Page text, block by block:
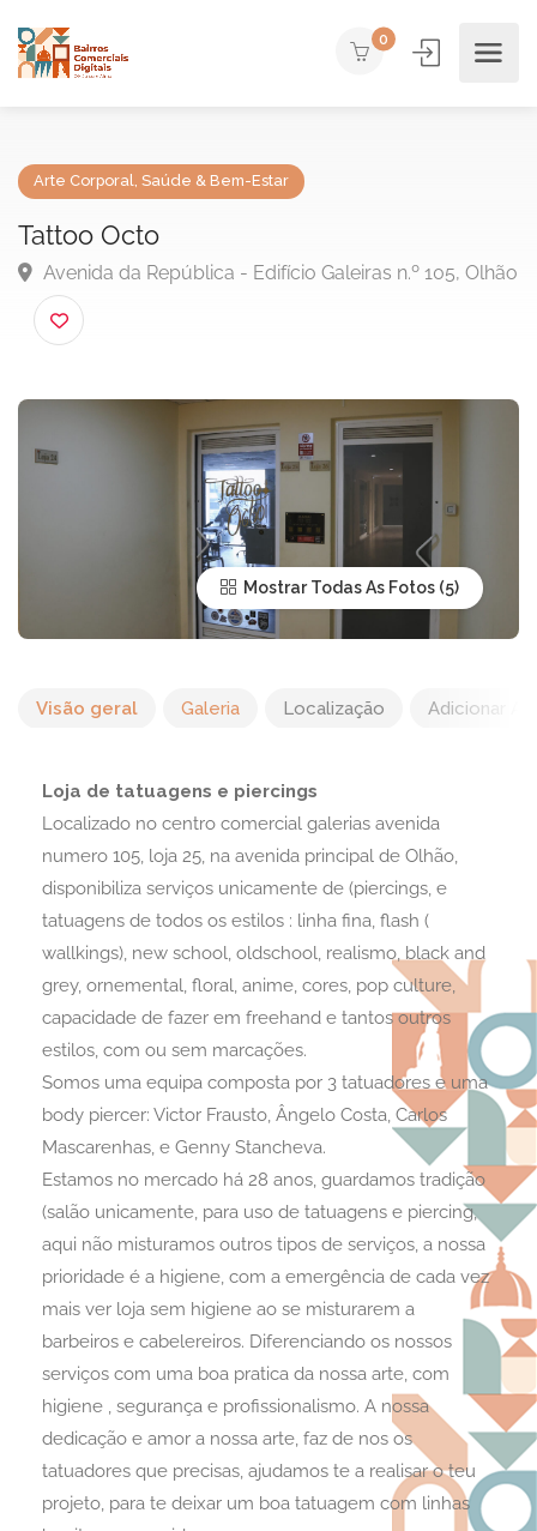
0
Arte Corporal,Saúde & Bem-Estar
Tattoo Octo
Avenida da República - Edifício Galeiras n.º 105,
Mostrar Todas As Fotos
Visão geral Galeria Localização Adicionar
Loja de tatuagens e piercings
Localizado no centro comercial galerias avenida
numero 105, loja 25, na avenida principal de Olhão,
disponibiliza serviços unicamente de (piercings, e
tatuagens de todos os estilos : linha fina, flash (
wallkings), new school, oldschool, realismo, black and
grey, ornemental, floral, anime, cores, pop culture,
capacidade de fazer em freehand e tantos outros
estilos, com ou sem marcações.
Somos uma equipa composta por 3 tatuadores e uma
body piercer: Victor Frausto, Ângelo Costa, Carlos
Mascarenhas, e Genny Stancheva.
Estamos no mercado há 28 anos, guardamos tradição
(salão unicamente, para uso de tatuagens e piercing,
aqui não misturamos outros tipos de serviços, a nossa
prioridade é a higiene, com a emergência de cada vez
mais ver loja sem higiene ao se misturarem a
barbeiros e cabelereiros. Diferenciando os nossos
serviços com uma boa pratica da nossa arte, com
higiene , segurança e profissionalismo. A nossa
dedicação e amor a nossa arte, faz de nos os
tatuadores que precisas, ajudamos te a realisar o teu
projeto, para te deixar um boa tatuagem com linhas